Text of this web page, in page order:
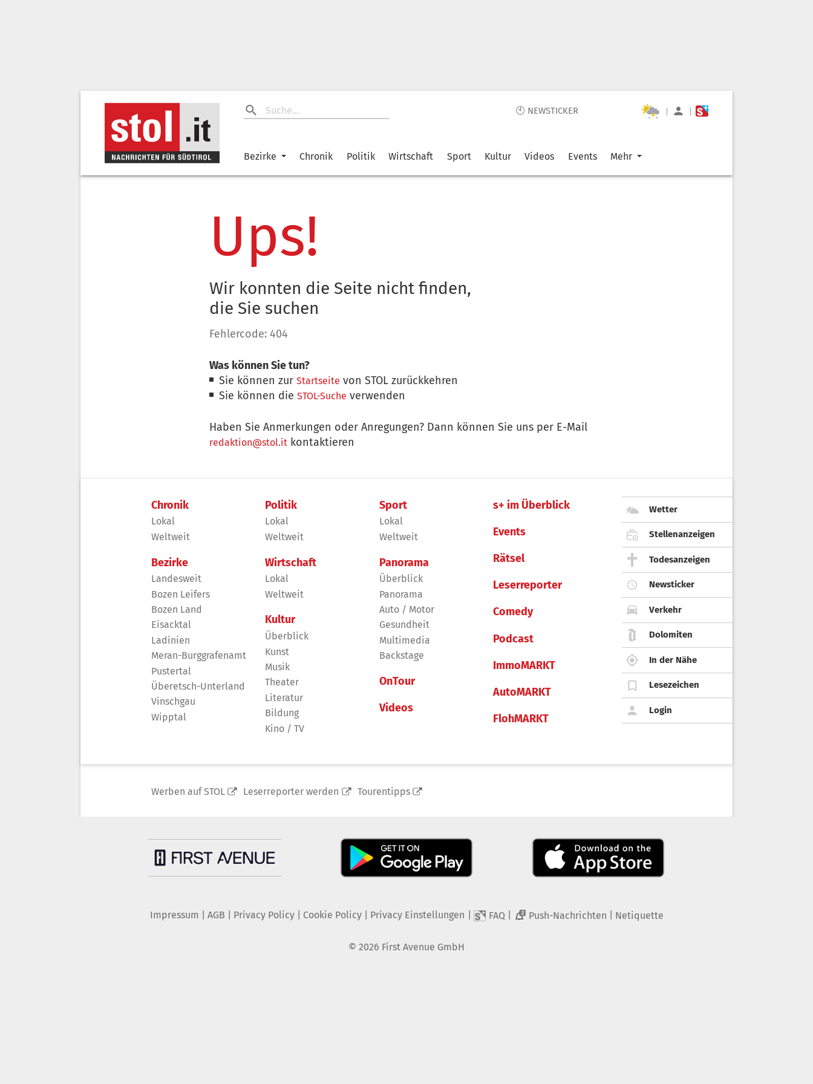
🕙 NEWSTICKER | |
Bezirke Chronik Politik Wirtschaft Sport Kultur Videos Events Mehr
Ups!
Wir konnten die Seite nicht finden,
die Sie suchen
Fehlercode: 404
Was können Sie tun?
Sie können zurStartseite von STOL zurückkehren
Sie können dieSTOL-Suche verwenden
Haben Sie Anmerkungen oder Anregungen? Dann können Sie uns per E-Mail
redaktion@stol.it kontaktieren
Chronik
Lokal
Weltweit
Bezirke
Landesweit
Bozen Leifers
Bozen Land
Eisacktal
Ladinien
Meran-Burggrafenamt
Pustertal
Überetsch-Unterland
Vinschgau
Wipptal
Politik
Lokal
Weltweit
Wirtschaft
Lokal
Weltweit
Kultur
Überblick
Kunst
Musik
Theater
Literatur
Bildung
Kino / TV
Sport
Lokal
Weltweit
Panorama
Überblick
Panorama
Auto / Motor
Gesundheit
Multimedia
Backstage
OnTour
Videos
s+ im Überblick
Events
Rätsel
Leserreporter
Comedy
Podcast
ImmoMARKT
AutoMARKT
FlohMARKT
Wetter
Stellenanzeigen
Todesanzeigen
Newsticker
Verkehr
Dolomiten
In der Nähe
Lesezeichen
Login
Werben auf STOL Leserreporter werden Tourentipps
Impressum AGB Privacy Policy| Cookie Policy| Privacy Einstellungen FAQ 2 Push-Nachrichten Netiquette
© 2026 First Avenue GmbH